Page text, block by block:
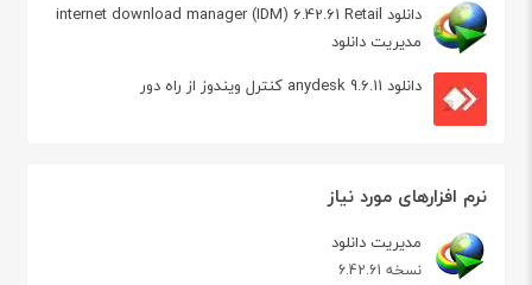
دانلود internet download manager (IDM) 6.42.61 Retail
مدیریت دانلود
دانلود anydesk 9.6.11 کنترل ویندوز از راه دور
نرم افزارهای مورد نیاز
مدیریت دانلود
نسخه 6.42.61